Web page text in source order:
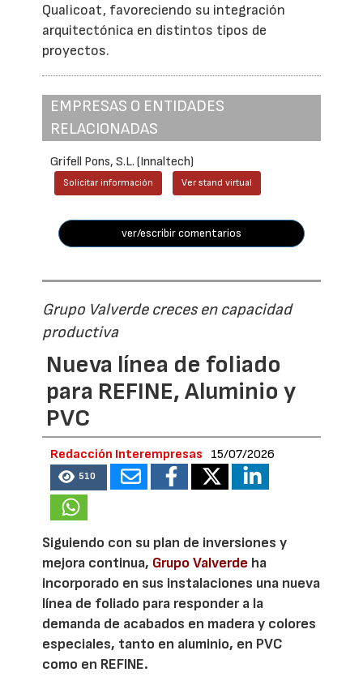
Qualicoat, favoreciendo su integración
arquitectónica en distintos tipos de
proyectos.
EMPRESAS O ENTIDADES
RELACIONADAS
Grifell Pons, S.L. (Innaltech)
Solicitar información Ver stand virtual
ver/escribir comentarios
Grupo Valverde creces en capacidad
productiva
Nueva línea de foliado
para REFINE, Aluminio y
PVC
Redacción Interempresas 15/07/2026
510
Siguiendo con su plan de inversiones y
mejora continua, Grupo Valverde ha
incorporado en sus instalaciones una nueva
línea de foliado para responder a la
demanda de acabados en madera y colores
especiales, tanto en aluminio, en PVC
como en REFINE.